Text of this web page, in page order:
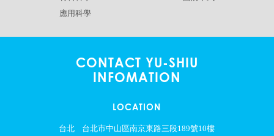
應用科學
CONTACT YU-SHIU
INFOMATION
LOCATION
台北
台北市中山區南京東路三段189號10樓